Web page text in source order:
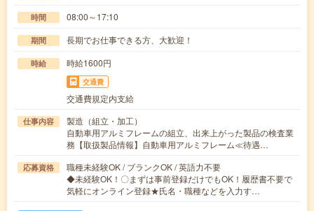
時間 08:00～17:10
期間 長期でお仕事できる方、大歓迎！
時給 時給1600円
交通費
交通費規定内支給
仕事内容
製造（組立・加工）
自動車用アルミフレームの組立、出来上がった製品の検査業
務【取扱製品情報】自動車用アルミフレーム≪待遇…
応募資格
職種未経験OK / ブランクOK / 英語力不要
◆未経験OK！〇まずは事前登録だけでもOK！履歴書不要で
気軽にオンライン登録★氏名・職種などを入力す…